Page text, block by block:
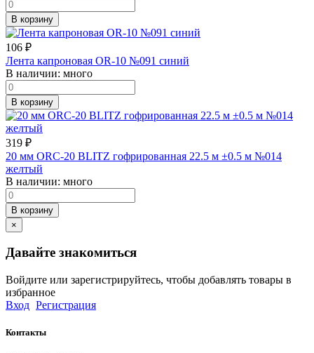
В корзину
106 ₽
Лента капроновая OR-10 №091 синий
В наличии: много
В корзину
319 ₽
20 мм ORC-20 BLITZ гофрированная 22.5 м ±0.5 м №014
желтый
В наличии: много
В корзину
×
Давайте знакомиться
Войдите или зарегистрируйтесь, чтобы добавлять товары в
избранное
Вход Регистрация
Контакты